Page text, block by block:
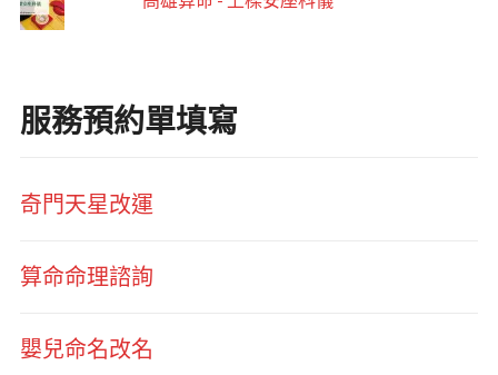
服務預約單填寫
奇門天星改運
算命命理諮詢
嬰兒命名改名